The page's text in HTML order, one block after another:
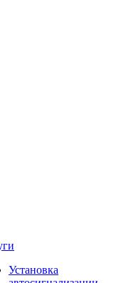
Установка